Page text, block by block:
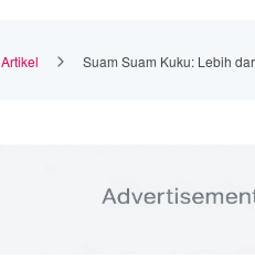
Artikel Suam Suam Kuku: Lebih